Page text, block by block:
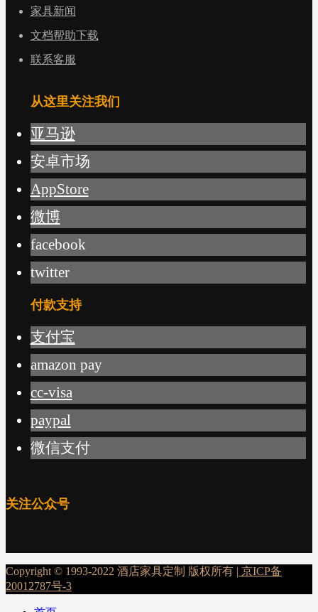
家具新闻
文档帮助下载
联系客服
从这里关注我们
亚马逊
安卓市场
AppStore
微博
facebook
twitter
付款支持
支付宝
amazon pay
cc-visa
paypal
微信支付
关注公众号
Copyright © 1993-2022 酒店家具定制 版权所有 | 京ICP备
20012787号-3